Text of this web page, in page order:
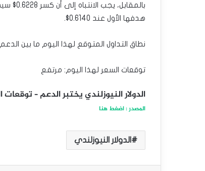
هدفها الأول عند 0.6140$.
نطاق التداول المتوقع لهذا اليوم ما بين الدعم 0.6190$ والمقاومة 0.6290$
توقعات السعر لهذا اليوم: مرتفع
الدولار النيوزلندي يختبر الدعم – توقعات اليوم 02-
المصدر : اضغط هنا
الدولار النيوزلندي